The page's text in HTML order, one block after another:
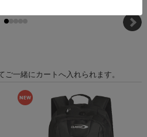
ご一緒にカートへ入れられます。